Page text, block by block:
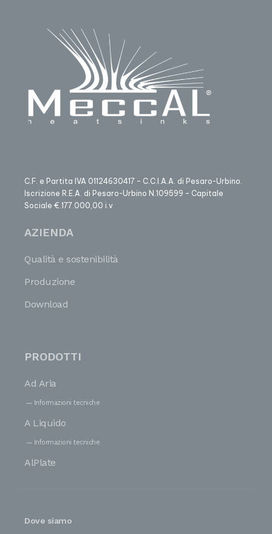
C.F. e Partita IVA 01124630417 – C.C.I.A.A. di Pesaro-Urbino.
Iscrizione R.E.A. di Pesaro-Urbino N.109599 – Capitale
Sociale €.177.000,00 i.v
AZIENDA
Qualità e sostenibilità
Produzione
Download
PRODOTTI
Ad Aria
Informazioni tecniche
A Liquido
Informazioni tecniche
AlPlate
Dove siamo